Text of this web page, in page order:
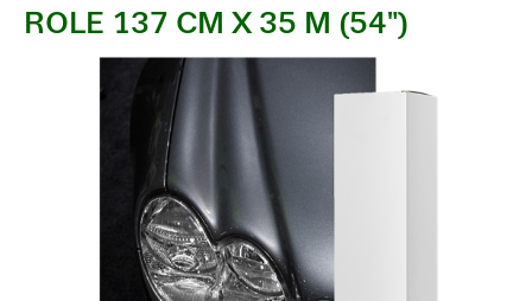
ROLE 137 CM X 35 M (54")